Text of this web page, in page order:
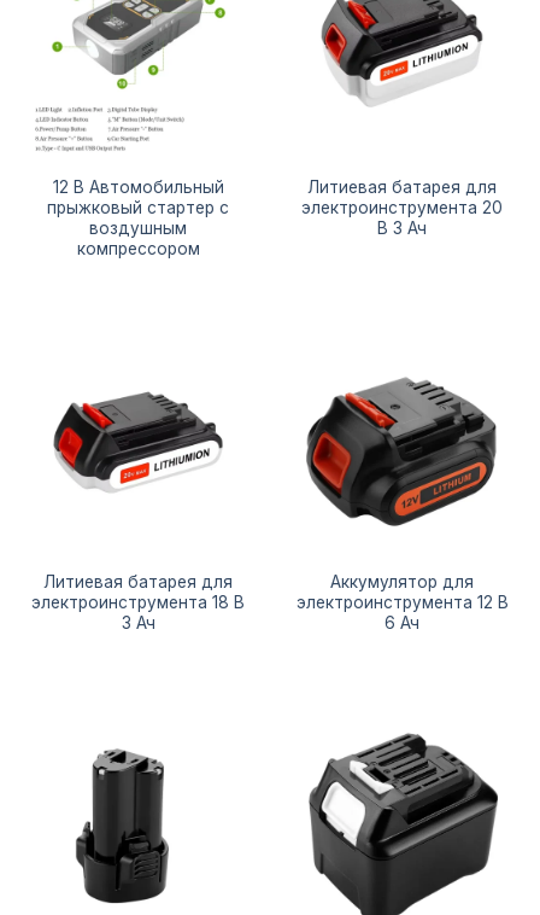
12 В Автомобильный
прыжковый стартер с
воздушным
компрессором
Литиевая батарея для
электроинструмента 20
В 3 Ач
Литиевая батарея для
электроинструмента 18 В
3 Ач
Аккумулятор для
электроинструмента 12 В
6 Ач